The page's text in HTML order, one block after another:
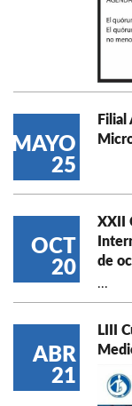
MAYO
25
Filial
OCT
20
XXII
de
...
ABR
21
LIII